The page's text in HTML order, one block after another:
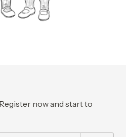
now and start to